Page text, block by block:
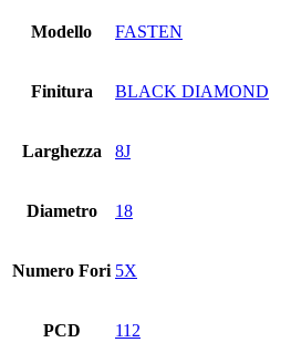
Modello FASTEN
Finitura BLACK DIAMOND
Larghezza 8J
Diametro 18
Numero Fori 5X
PCD 112